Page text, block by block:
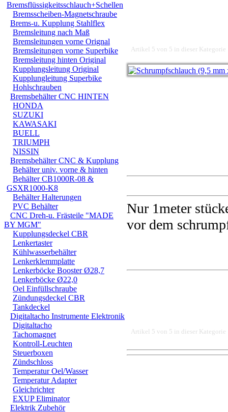
Bremsflüssigkeitsschlauch+Schellen
Bremsscheiben-Magnetschraube
Brems-u. Kupplung Stahlflex
Bremsleitung nach Maß
Bremsleitungen vorne Orignal
Bremsleitungen vorne Superbike
Bremsleitung hinten Original
Kupplungsleitung Original
Kupplungleitung Superbike
Hohlschrauben
Bremsbehälter CNC HINTEN
HONDA
SUZUKI
KAWASAKI
BUELL
TRIUMPH
NISSIN
Bremsbehälter CNC & Kupplung
Behälter univ. vorne & hinten
Behälter CB1000R-08 &
GSXR1000-K8
Behälter Halterungen
PVC Behälter
CNC Dreh-u. Frästeile "MADE
BY MGM"
Kupplungsdeckel CBR
Lenkertaster
Kühlwasserbehälter
Lenkerklemmplatte
Lenkerböcke Booster Ø28,7
Lenkerböcke Ø22,0
Oel Einfüllschraube
Zündungsdeckel CBR
Tankdeckel
Digitaltacho Instrumente Elektronik
Digitaltacho
Tachomagnet
Kontroll-Leuchten
Steuerboxen
Zündschloss
Temperatur Oel/Wasser
Temperatur Adapter
Gleichrichter
EXUP Eliminator
Elektrik Zubehör
Artikel 5 von 5 in dieser Kategorie
Nur 1meter
vor dem
Artikel 5 von 5 in dieser Kategorie